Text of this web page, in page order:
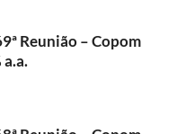
Reunião – Copom